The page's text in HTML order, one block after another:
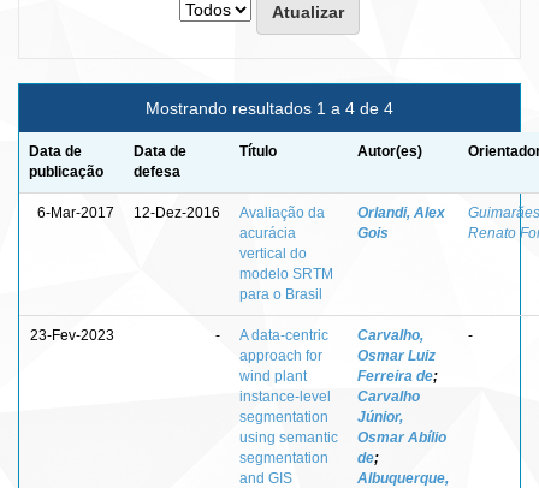
Mostrando resultados 1 a 4 de 4
Data de
publicação
Data de
defesa
Título Autor(es)
6-Mar-2017 12-Dez-2016
Avaliação da
acurácia
vertical do
modelo SRTM
para o Brasil
Orlandi, Alex
Gois
Renato
23-Fev-2023 -
A data-centric
approach for
wind plant
instance-level
segmentation
using semantic
segmentation
and GIS
Carvalho,
Osmar Luiz
Ferreira de;
Carvalho
Júnior,
Osmar Abílio
de;
Albuquerque,
-